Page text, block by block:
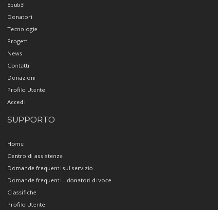
Epub3
Donatori
Tecnologie
Progetti
News
Contatti
Donazioni
Profilo Utente
Accedi
SUPPORTO
Home
Centro di assistenza
Domande frequenti sul servizio
Domande frequenti – donatori di voce
Classifiche
Profilo Utente